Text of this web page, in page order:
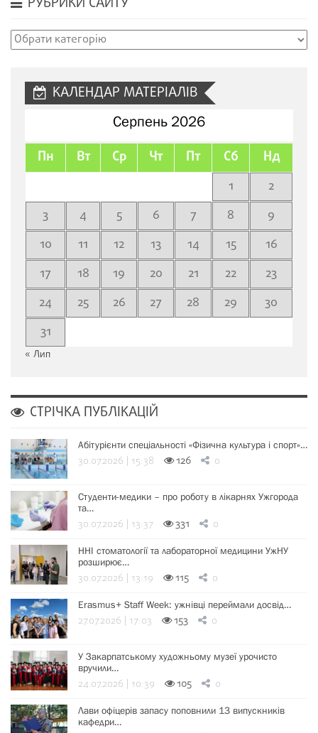
Рубрики
КАЛЕНДАР МАТЕРІАЛІВ
Серпень 2026
Пн Вт Ср Чт Пт Сб Нд
1
2
3
4 5 6 7 8
9
10
11 12 13 14 15
16
17
18 19 20 21 22
23
24
25 26 27 28 29
30
31
« Лип
СТРІЧКА ПУБЛІКАЦІЙ
Абітурієнти спеціальності «Фізична культура і спорт»…
30.07.2026 | 15:38 126 0
Студенти-медики – про роботу в лікарнях Ужгорода
та…
30.07.2026 | 13:37 331 0
ННІ стоматології та лабораторної медицини УжНУ
розширює…
30.07.2026 | 13:19 115 0
Erasmus+ Staff Week: ужнівці переймали досвід…
27.07.2026 | 17:03 153 0
У Закарпатському художньому музеї урочисто
вручили…
24.07.2026 | 10:39 105 0
Лави офіцерів запасу поповнили 13 випускників
кафедри…